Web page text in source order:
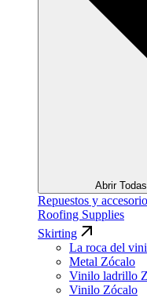
Abrir
Repuestos y
Roofing Supplies
Skirting
La roca del
Metal Zócalo
Vinilo ladrillo
Vinilo Zócalo